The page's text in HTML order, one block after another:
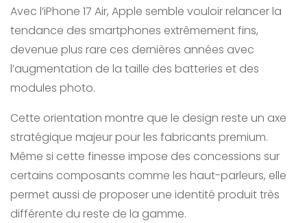
Avec l’iPhone 17 Air, Apple semble vouloir relancer la
tendance des smartphones extrêmement fins,
devenue plus rare ces dernières années avec
l’augmentation de la taille des batteries et des
modules photo.
Cette orientation montre que le design reste un axe
stratégique majeur pour les fabricants premium.
Même si cette finesse impose des concessions sur
certains composants comme les haut-parleurs, elle
permet aussi de proposer une identité produit très
différente du reste de la gamme.